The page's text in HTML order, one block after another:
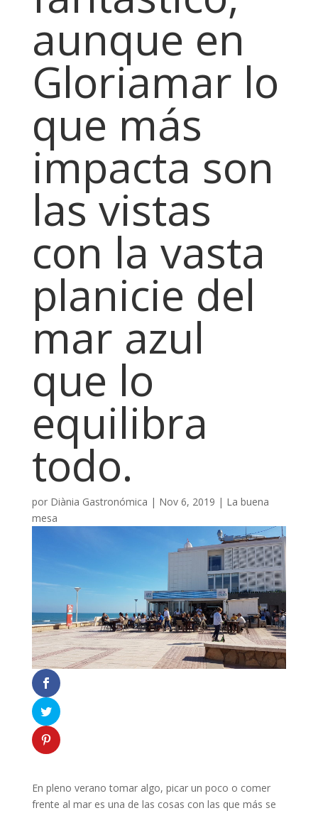
aunque en
Gloriamar lo
que más
impacta son
las vistas
con la vasta
planicie del
mar azul
que lo
equilibra
todo.
por Diània Gastronómica | Nov 6, 2019 | La buena
mesa
En pleno verano tomar algo, picar un poco o comer
frente al mar es una de las cosas con las que más se